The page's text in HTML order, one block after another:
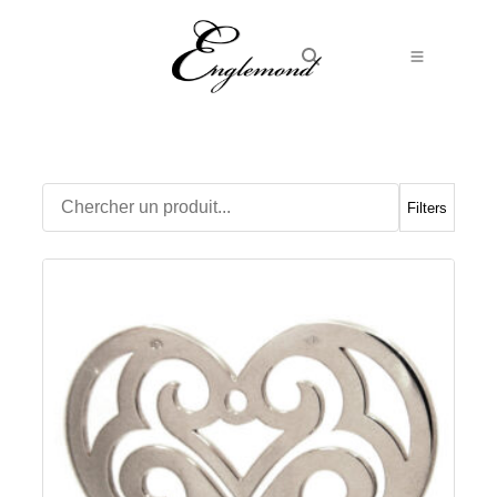
Boucles d’Oreilles
Boutons de manchette
Colliers
Médailles
Pendentifs
Adamas
Filters